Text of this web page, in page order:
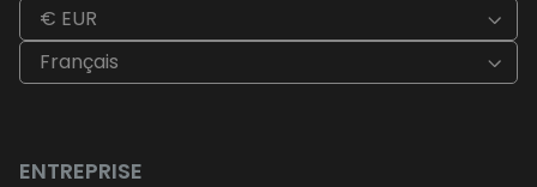
€ EUR
Français
ENTREPRISE